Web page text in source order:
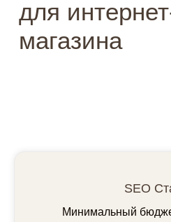
SEO
Минимальный
Преимущества
Немного статистики